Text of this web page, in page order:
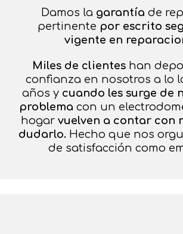
Damos la garantía de
pertinente por escrito
vigente en
Miles de clienteshan
confianza en nosotros a lo
años y cuando les surge de
problema con un
hogar vuelven a contar con
dudarlo.Hecho que nos
de satisfacción como